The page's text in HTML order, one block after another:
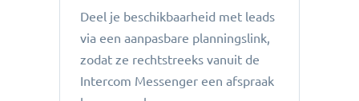
Deel je beschikbaarheid met leads
via een aanpasbare planningslink,
zodat ze rechtstreeks vanuit de
Intercom Messenger een afspraak